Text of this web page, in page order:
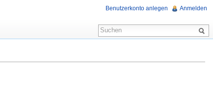
Benutzerkonto anlegen Anmelden